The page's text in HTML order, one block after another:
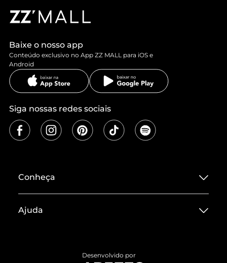
Baixe o nosso app
Conteúdo exclusivo no App ZZ MALL para iOS e
Android
Siga nossas redes sociais
Conheça
Termos de Uso
Ajuda
Desenvolvido por